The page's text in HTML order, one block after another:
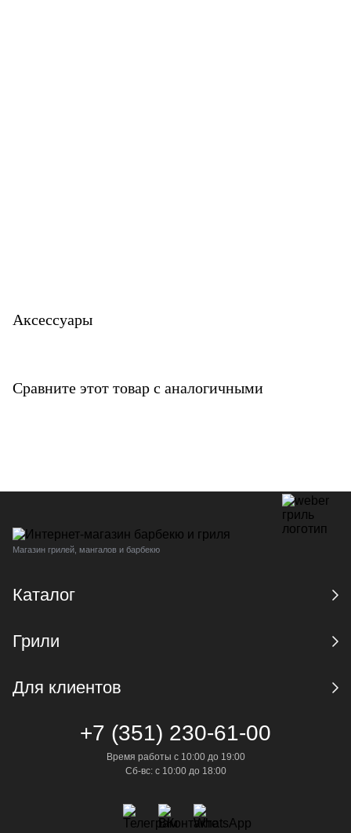
Аксессуары
Сравните этот товар с аналогичными
Магазин грилей, мангалов и барбекю
Каталог
Грили
Для клиентов
+7 (351) 230-61-00
Время работы с 10:00 до 19:00
Сб-вс: с 10:00 до 18:00